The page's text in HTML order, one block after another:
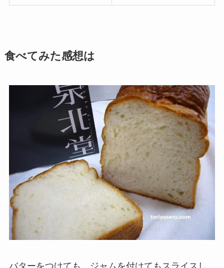
食べてみた感想は